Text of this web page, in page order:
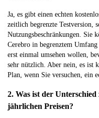
Ja, es gibt einen echten
zeitlich begrenzte Testversion,
Nutzungsbeschränkungen. Sie
Cerebro in begrenztem
erst einmal umsehen wollen,
sehr nützlich. Aber nein, es ist
Plan, wenn Sie versuchen, ein
2. Was ist der
jährlichen Preisen?